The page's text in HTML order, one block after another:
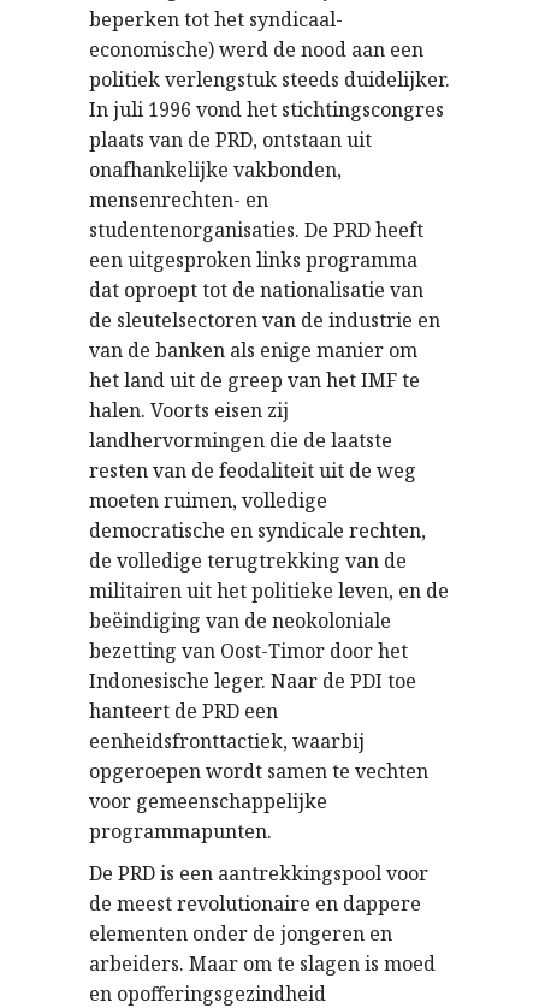
beperken tot het syndicaal-
economische) werd de nood aan een
politiek verlengstuk steeds duidelijker.
In juli 1996 vond het stichtingscongres
plaats van de PRD, ontstaan uit
onafhankelijke vakbonden,
mensenrechten- en
studentenorganisaties. De PRD heeft
een uitgesproken links programma
dat oproept tot de nationalisatie van
de sleutelsectoren van de industrie en
van de banken als enige manier om
het land uit de greep van het IMF te
halen. Voorts eisen zij
landhervormingen die de laatste
resten van de feodaliteit uit de weg
moeten ruimen, volledige
democratische en syndicale rechten,
de volledige terugtrekking van de
militairen uit het politieke leven, en de
beëindiging van de neokoloniale
bezetting van Oost-Timor door het
Indonesische leger. Naar de PDI toe
hanteert de PRD een
eenheidsfronttactiek, waarbij
opgeroepen wordt samen te vechten
voor gemeenschappelijke
programmapunten.
De PRD is een aantrekkingspool voor
de meest revolutionaire en dappere
elementen onder de jongeren en
arbeiders. Maar om te slagen is moed
en opofferingsgezindheid